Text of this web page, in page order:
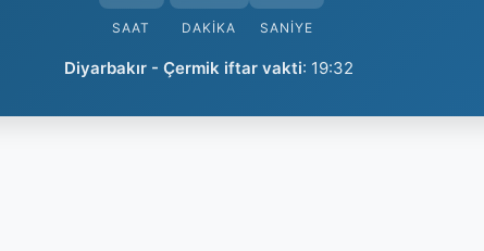
SAAT DAKIKA SANIYE
Diyarbakır - Çermik iftar vakti: 19:32